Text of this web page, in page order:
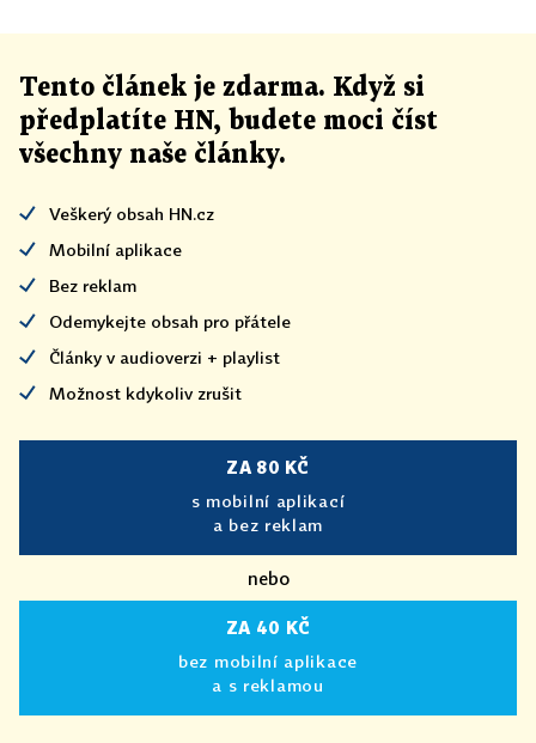
Tento článek je zdarma. Když si
předplatíte HN, budete moci číst
všechny naše články.
Veškerý obsah HN.cz
Mobilní aplikace
Bez reklam
Odemykejte obsah pro přátele
Články v audioverzi + playlist
Možnost kdykoliv zrušit
ZA 80 KČ
s mobilní aplikací
a bez reklam
nebo
ZA 40 KČ
bez mobilní aplikace
a s reklamou